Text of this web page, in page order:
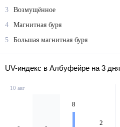
3
Возмущённое
4
Магнитная буря
5
Большая магнитная буря
UV-индекс в Албуфейре на 3 дня
10 авг
8
2